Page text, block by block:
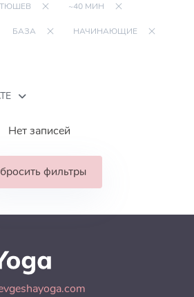
~40 МИН
БАЗА НАЧИНАЮЩИЕ
Нет записей
фильтры